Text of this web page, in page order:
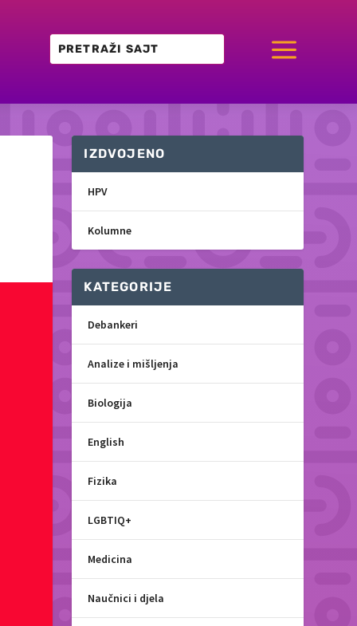
a
IZDVOJENO
HPV
Kolumne
KATEGORIJE
Debankeri
Analize i mišljenja
Biologija
English
Fizika
LGBTIQ+
Medicina
Naučnici i djela